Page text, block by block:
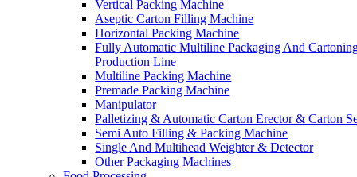
Vertical Packing Machine
Aseptic Carton Filling Machine
Horizontal Packing Machine
Fully Automatic Multiline Packaging And
Production Line
Multiline Packing Machine
Premade Packing Machine
Manipulator
Palletizing & Automatic Carton Erector & Carton
Semi Auto Filling & Packing Machine
Single And Multihead Weighter & Detector
Other Packaging Machines